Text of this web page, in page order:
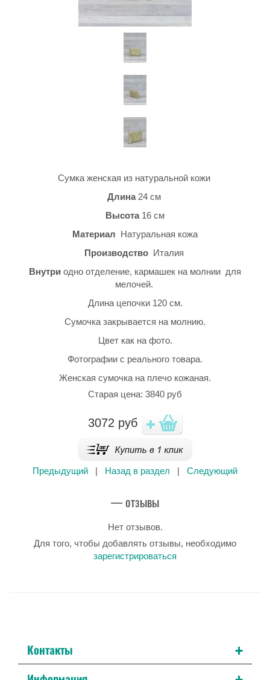
Сумка женская из натуральной кожи
Длина24 см
Высота16 см
Материал Натуральная кожа
ПроизводствоИталия
Внутри одно отделение, кармашек на молнии для
мелочей.
Длина цепочки 120 см.
Сумочка закрывается на молнию.
Цвет как на фото.
Фотографии с реального товара.
Женская сумочка на плечо кожаная.
Старая цена: 3840 руб
3072 руб
Предыдущий | Назад в раздел | Следующий
— отзывы
Нет отзывов.
Для того, чтобы добавлять отзывы, необходимо
зарегистрироваться
Контакты +